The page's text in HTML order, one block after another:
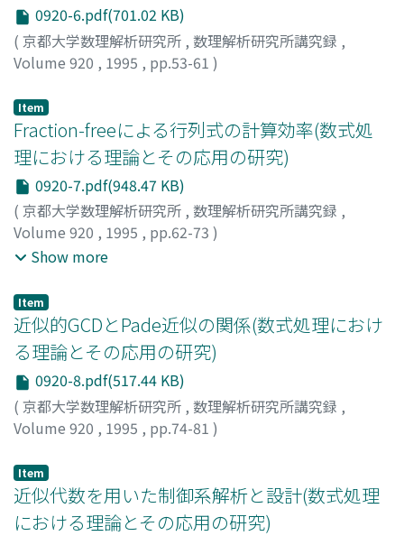
0920-6.pdf(701.02 KB)
( 京都大学数理解析研究所 , 数理解析研究所講究録 ,
Volume 920 , 1995 , pp.53-61 )
Item
Fraction-freeによる行列式の計算効率(数式処
理における理論とその応用の研究)
0920-7.pdf(948.47 KB)
( 京都大学数理解析研究所 , 数理解析研究所講究録 ,
Volume 920 , 1995 , pp.62-73 )
木下, 孝; 牧野, 潔夫
ノ, イサオ
Show more
Item
近似的GCDとPade近似の関係(数式処理におけ
る理論とその応用の研究)
0920-8.pdf(517.44 KB)
( 京都大学数理解析研究所 , 数理解析研究所講究録 ,
Volume 920 , 1995 , pp.74-81 )
イ, ヒロシ
Item
近似代数を用いた制御系解析と設計(数式処理
における理論とその応用の研究)